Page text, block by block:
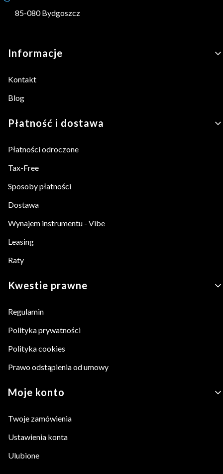
85-080 Bydgoszcz
Linki w stopce
Informacje
Kontakt
Blog
Płatność i dostawa
Płatności odroczone
Tax-Free
Sposoby płatności
Dostawa
Wynajem instrumentu - Vibe
Leasing
Raty
Kwestie prawne
Regulamin
Polityka prywatności
Polityka cookies
Prawo odstąpienia od umowy
Moje konto
Twoje zamówienia
Ustawienia konta
Ulubione